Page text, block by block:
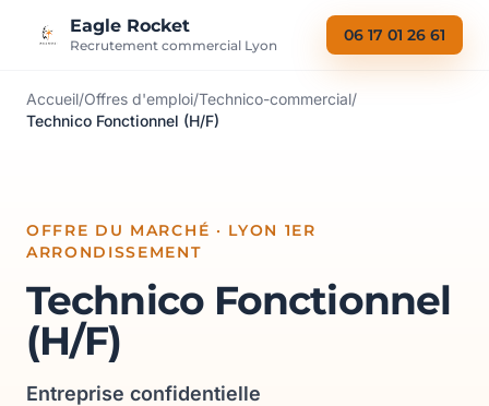
Eagle Rocket
Recrutement commercial Lyon
06 17 01 26 61
Accueil/Offres d'emploi/Technico-commercial/
Technico Fonctionnel (H/F)
OFFRE DU MARCHÉ · LYON 1ER
ARRONDISSEMENT
Technico Fonctionnel
(H/F)
Entreprise confidentielle